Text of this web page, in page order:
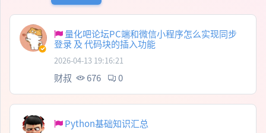
量化吧论坛PC端和微信小程序怎么实现同步
登录 及 代码块的插入功能
2026-04-13 19:16:21
财叔 676 0
Python基础知识汇总